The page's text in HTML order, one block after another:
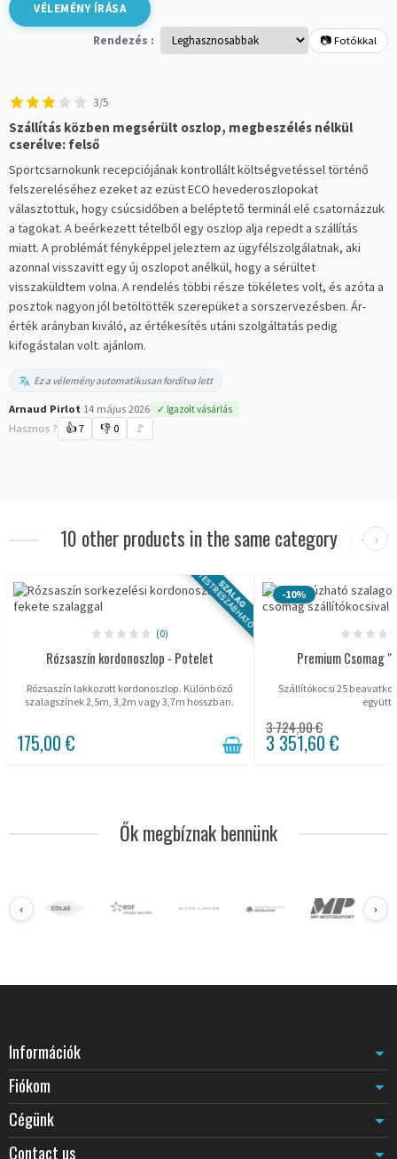
VÉLEMÉNY ÍRÁSA
Rendezés : 📷 Fotókkal
3/5
Szállítás közben megsérült oszlop, megbeszélés nélkül
cserélve: felső
Sportcsarnokunk recepciójának kontrollált költségvetéssel történő
felszereléséhez ezeket az ezüst ECO hevederoszlopokat
választottuk, hogy csúcsidőben a beléptető terminál elé csatornázzuk
a tagokat. A beérkezett tételből egy oszlop alja repedt a szállítás
miatt. A problémát fényképpel jeleztem az ügyfélszolgálatnak, aki
azonnal visszavitt egy új oszlopot anélkül, hogy a sérültet
visszaküldtem volna. A rendelés többi része tökéletes volt, és azóta a
posztok nagyon jól betöltötték szerepüket a sorszervezésben. Ár-
érték arányban kiváló, az értékesítés utáni szolgáltatás pedig
kifogástalan volt. ajánlom.
Ez a vélemény automatikusan fordítva lett
Arnaud Pirlot·14 május 2026 ✓ Igazolt vásárlás
Hasznos ? 👍7 👎 0 🚩
10 other products in the same category ‹ ›
SZALAG
TESTRESZABHATÓ
(0)
Rózsaszín kordonoszlop - Potelet
Rózsaszín lakkozott kordonoszlop. Különböző
szalagszínek 2,5m, 3,2m vagy 3,7m hosszban.
175,00 €
-10%
Premium Csomag
Szállítókocsi 25
együtt!
3 724,00 €
3 351,60 €
Ők megbíznak bennünk
‹ ›
Információk
Fiókom
Cégünk
Contact us